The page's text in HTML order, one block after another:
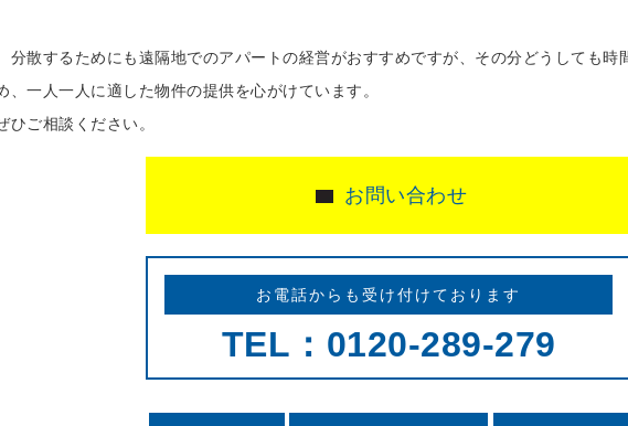
分散するためにも遠隔地でのアパートの経営がおすすめですが、その分どうしても時
一人一人に適した物件の提供を心がけています。
ご相談ください。
お問い合わせ
お電話からも受け付けております
TEL：0120-289-279